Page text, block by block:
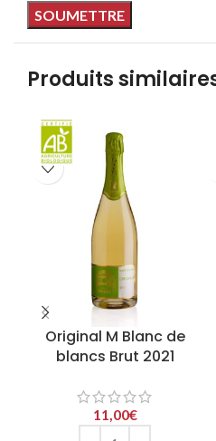
Produits
Original M Blanc de
blancs Brut 2021
11,00€